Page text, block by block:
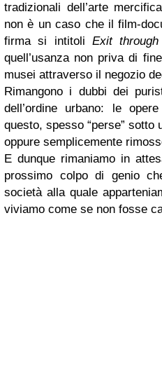
tradizionali dell’arte
non è un caso che il film-
firma si intitoli Exit
quell’usanza non priva di
musei attraverso il negozio
Rimangono i dubbi dei
dell’ordine urbano: le
questo, spesso “perse” sotto
oppure semplicemente
E dunque rimaniamo in
prossimo colpo di genio
società alla quale
viviamo come se non fosse